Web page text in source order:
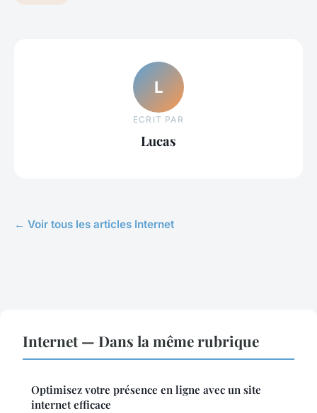
L
ECRIT PAR
Lucas
← Voir tous les articles Internet
Internet — Dans la même rubrique
Optimisez votre présence en ligne avec un site
internet efficace